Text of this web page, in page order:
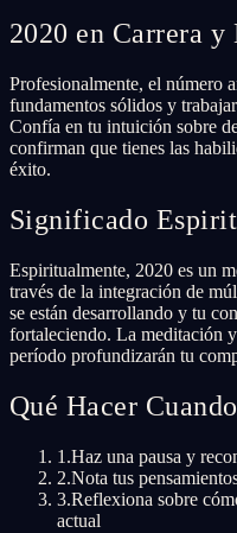
2020 en Carrera y
Profesionalmente, el número
fundamentos sólidos y
Confía en tu intuición sobre
confirman que tienes las
éxito.
Significado
Espiritualmente, 2020 es un
través de la integración de
se están desarrollando y tu
fortaleciendo. La meditación
período profundizarán tu
Qué Hacer
1.Haz una pausa y
2.Nota tus
3.Reflexiona sobre
actual